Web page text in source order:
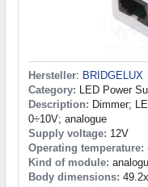
Hersteller: BRIDGELUX
Category: LED Power
Description: Dimmer;
0÷10V; analogue
Supply voltage: 12V
Operating temperature:
Kind of module:
Body dimensions: